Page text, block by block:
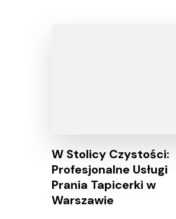
W Stolicy Czystości:
Profesjonalne Usługi
Prania Tapicerki w
Warszawie